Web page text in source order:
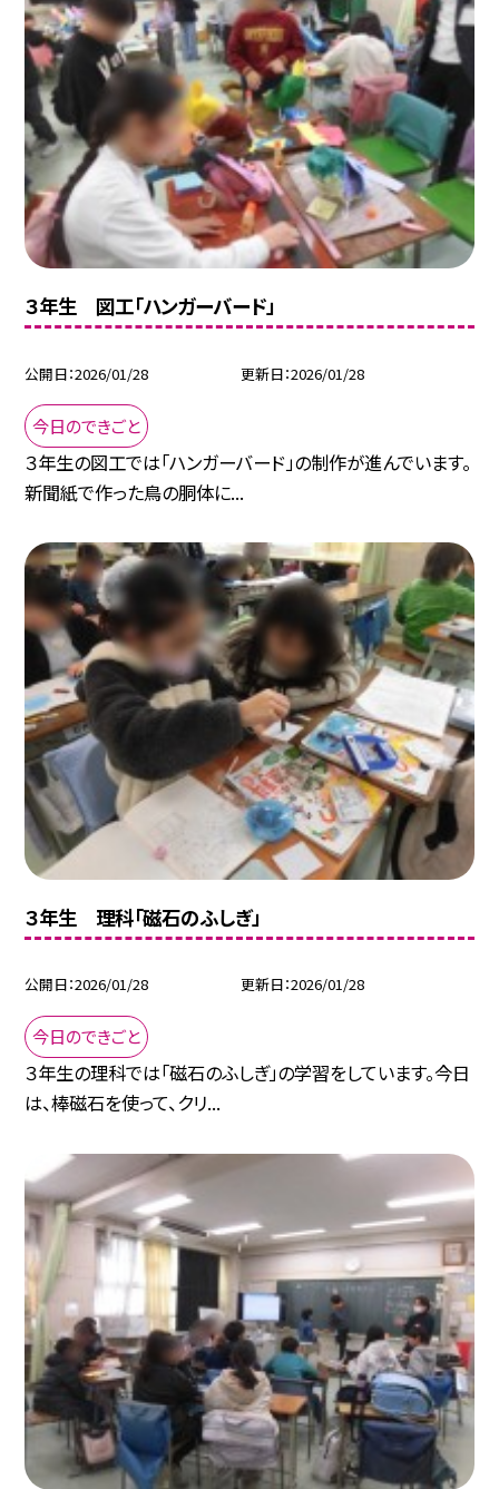
３年生 図工「ハンガーバード」
公開日 2026/01/28 更新日 2026/01/28
今日のできごと
３年生の図工では「ハンガーバード」の制作が進んでいます。
新聞紙で作った鳥の胴体に...
３年生 理科「磁石のふしぎ」
公開日 2026/01/28 更新日 2026/01/28
今日のできごと
３年生の理科では「磁石のふしぎ」の学習をしています。今日
は、棒磁石を使って、クリ...